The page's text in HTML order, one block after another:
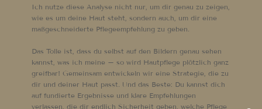
Ich nutze diese Analyse nicht nur, um dir genau zu zeigen,
wie es um deine Haut steht, sondern auch, um dir eine
maßgeschneiderte Pflegeempfehlung zu geben.
Das Tolle ist, dass du selbst auf den Bildern genau sehen
kannst, was ich meine – so wird Hautpflege plötzlich ganz
greifbar! Gemeinsam entwickeln wir eine Strategie, die zu
dir und deiner Haut passt. Und das Beste: Du kannst dich
auf fundierte Ergebnisse und klare Empfehlungen
verlassen, die dir endlich Sicherheit geben, welche Pflege